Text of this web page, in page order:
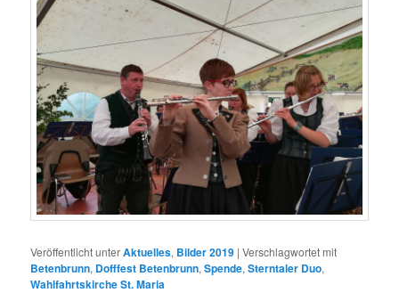
Veröffentlicht unterAktuelles, Bilder 2019 |Verschlagwortet mit
Betenbrunn, Dofffest Betenbrunn,Spende,Sterntaler Duo,
Wahlfahrtskirche St. Maria